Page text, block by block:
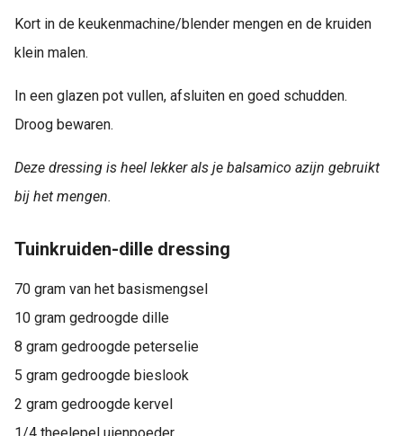
Kort in de keukenmachine/blender mengen en de kruiden
klein malen.
In een glazen pot vullen, afsluiten en goed schudden.
Droog bewaren.
Deze dressing is heel lekker als je balsamico azijn gebruikt
bij het mengen.
Tuinkruiden-dille dressing
70 gram van het basismengsel
10 gram gedroogde dille
8 gram gedroogde peterselie
5 gram gedroogde bieslook
2 gram gedroogde kervel